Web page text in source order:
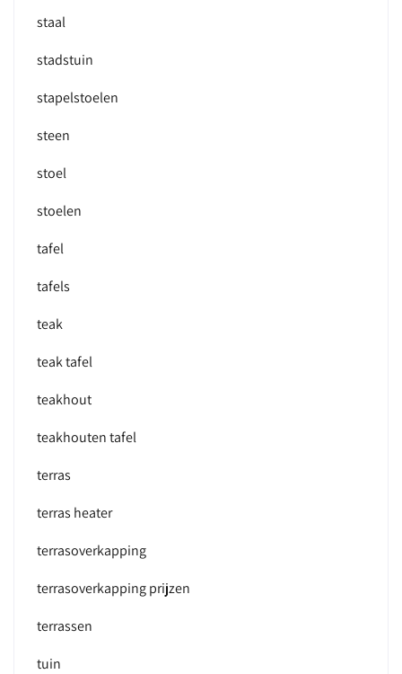
staal
stadstuin
stapelstoelen
steen
stoel
stoelen
tafel
tafels
teak
teak tafel
teakhout
teakhouten tafel
terras
terras heater
terrasoverkapping
terrasoverkapping prijzen
terrassen
tuin